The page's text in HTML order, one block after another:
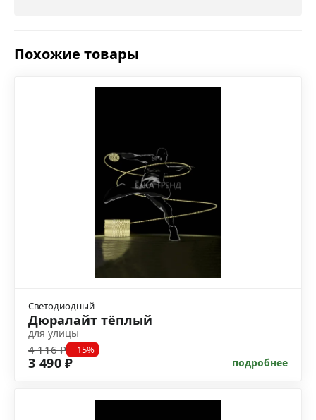
Похожие товары
Светодиодный
Дюралайт тёплый
для улицы
4 116 ₽ −15%
3 490 ₽ подробнее